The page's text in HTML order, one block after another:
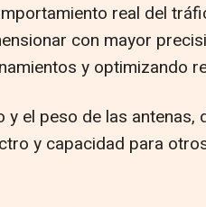
real del
con mayor
y optimizando
el peso de las antenas,
y capacidad para